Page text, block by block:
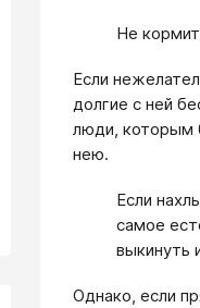
Не
Если
долгие с ней
люди, которым
нею.
Если
самое
выкинуть
Однако, если